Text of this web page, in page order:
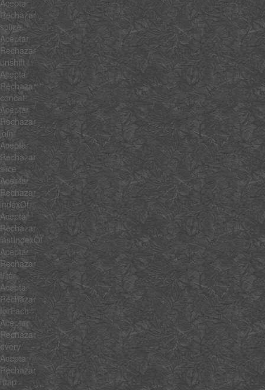
Aceptar
Rechazar
splice
Aceptar
Rechazar
unshift
Aceptar
Rechazar
concat
Aceptar
Rechazar
join
Aceptar
Rechazar
slice
Aceptar
Rechazar
indexOf
Aceptar
Rechazar
lastIndexOf
Aceptar
Rechazar
filter
Aceptar
Rechazar
forEach
Aceptar
Rechazar
every
Aceptar
Rechazar
map